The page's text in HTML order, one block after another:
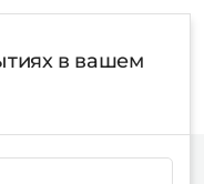
в вашем